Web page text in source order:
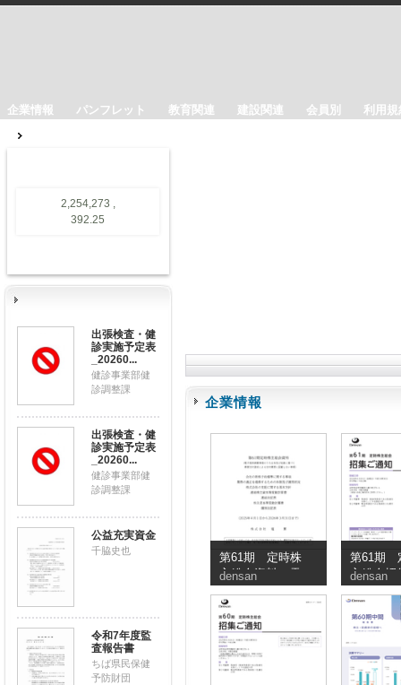
企業情報 パンフレット 教育関連 建設関連 会員別 利用規
2,254,273 ,
392.25
出張検査・健
診実施予定表
_20260...
健診事業部健
診調整課
出張検査・健
診実施予定表
_20260...
健診事業部健
診調整課
公益充実資金
千脇史也
令和7年度監
査報告書
ちば県民保健
予防財団
企業情報
第61期 定時株
主総会資料（電
子提供措置事項
のうち交付書面
省略事項）
densan
第61期
主総会招
知
densan